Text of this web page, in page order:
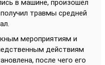
в машине, произошёл
травмы средней
мероприятиям и
действиям
после чего его